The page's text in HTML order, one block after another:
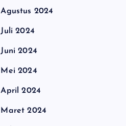
Agustus 2024
Juli 2024
Juni 2024
Mei 2024
April 2024
Maret 2024